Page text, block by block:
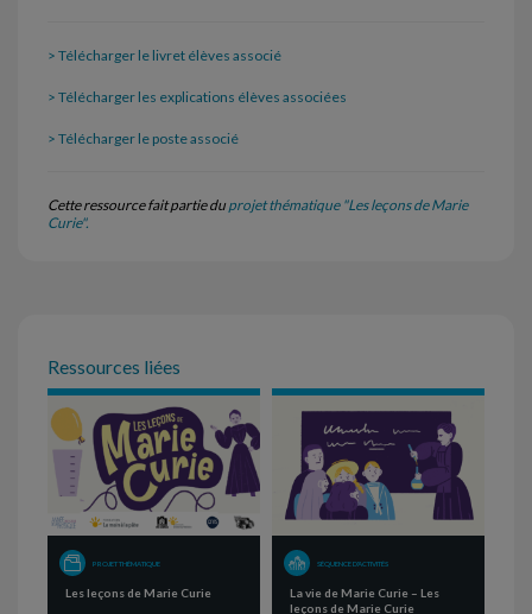
> Télécharger le livret élèves associé
> Télécharger les explications élèves associées
> Télécharger le poste associé
Cette ressource fait partie du projet thématique "Les leçons de Marie
Curie".
Ressources liées
PROJET THÉMATIQUE
Les leçons de Marie Curie
SÉQUENCE D'ACTIVITÉS
La vie de Marie Curie – Les
leçons de Marie Curie